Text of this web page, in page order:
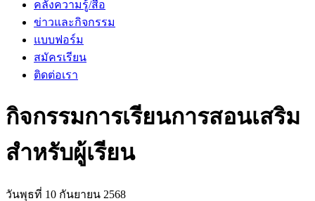
คลังความรู้/สื่อ
ข่าวและกิจกรรม
แบบฟอร์ม
สมัครเรียน
ติดต่อเรา
กิจกรรมการเรียนการสอนเสริม
สำหรับผู้เรียน
วันพุธที่ 10 กันยายน 2568